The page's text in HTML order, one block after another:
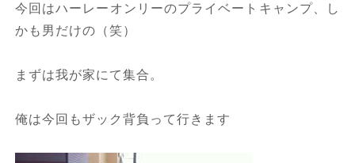
今回はハーレーオンリーのプライベートキャンプ、し
かも男だけの（笑）
まずは我が家にて集合。
俺は今回もザック背負って行きます